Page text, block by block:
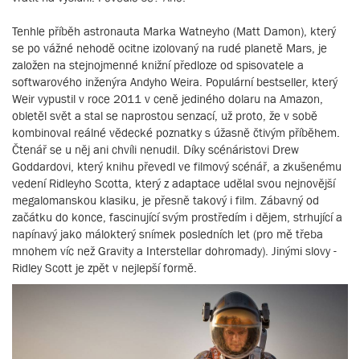
Tenhle příběh astronauta Marka Watneyho (Matt Damon), který
se po vážné nehodě ocitne izolovaný na rudé planetě Mars, je
založen na stejnojmenné knižní předloze od spisovatele a
softwarového inženýra Andyho Weira. Populární bestseller, který
Weir vypustil v roce 2011 v ceně jediného dolaru na Amazon,
obletěl svět a stal se naprostou senzací, už proto, že v sobě
kombinoval reálné vědecké poznatky s úžasně čtivým příběhem.
Čtenář se u něj ani chvíli nenudil. Díky scénáristovi Drew
Goddardovi, který knihu převedl ve filmový scénář, a zkušenému
vedení Ridleyho Scotta, který z adaptace udělal svou nejnovější
megalomanskou klasiku, je přesně takový i film. Zábavný od
začátku do konce, fascinující svým prostředím i dějem, strhující a
napínavý jako málokterý snímek posledních let (pro mě třeba
mnohem víc než Gravity a Interstellar dohromady). Jinými slovy -
Ridley Scott je zpět v nejlepší formě.